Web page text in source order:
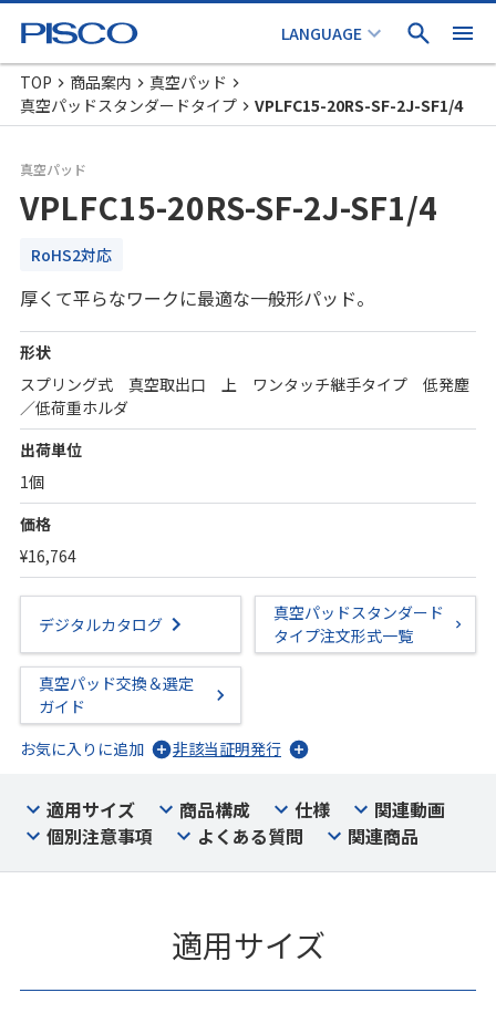
TOP 商品案内
真空パッド
真空パッドスタンダードタイプ
VPLFC15-20RS-SF-2J-SF1/4
真空パッド
VPLFC15-20RS-SF-2J-SF1/4
RoHS2対応
厚くて平らなワークに最適な一般形パッド。
形状
スプリング式 真空取出口 上 ワンタッチ継手タイプ 低発塵
／低荷重ホルダ
出荷単位
1個
価格
¥16,764
デジタルカタログ
真空パッドスタンダード
タイプ注文形式一覧
真空パッド交換＆選定
ガイド
お気に入りに追加
非該当証明発行
適用サイズ 商品構成 仕様
関連動画
個別注意事項
よくある質問 関連商品
適用サイズ